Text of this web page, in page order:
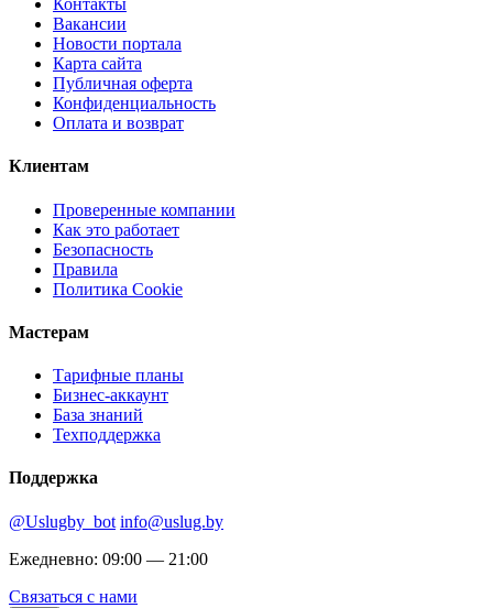
Контакты
Вакансии
Новости портала
Карта сайта
Публичная оферта
Конфиденциальность
Оплата и возврат
Клиентам
Проверенные компании
Как это работает
Безопасность
Правила
Политика Cookie
Мастерам
Тарифные планы
Бизнес-аккаунт
База знаний
Техподдержка
Поддержка
@Uslugby_bot info@uslug.by
Ежедневно: 09:00 — 21:00
Связаться с нами